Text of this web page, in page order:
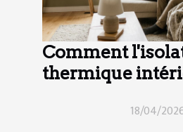
Comment
thermique
18/04/